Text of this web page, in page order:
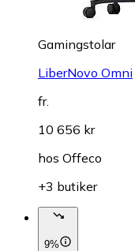
Gamingstolar
LiberNovo Omni
fr.
10 656 kr
hos Offeco
+3 butiker
9%